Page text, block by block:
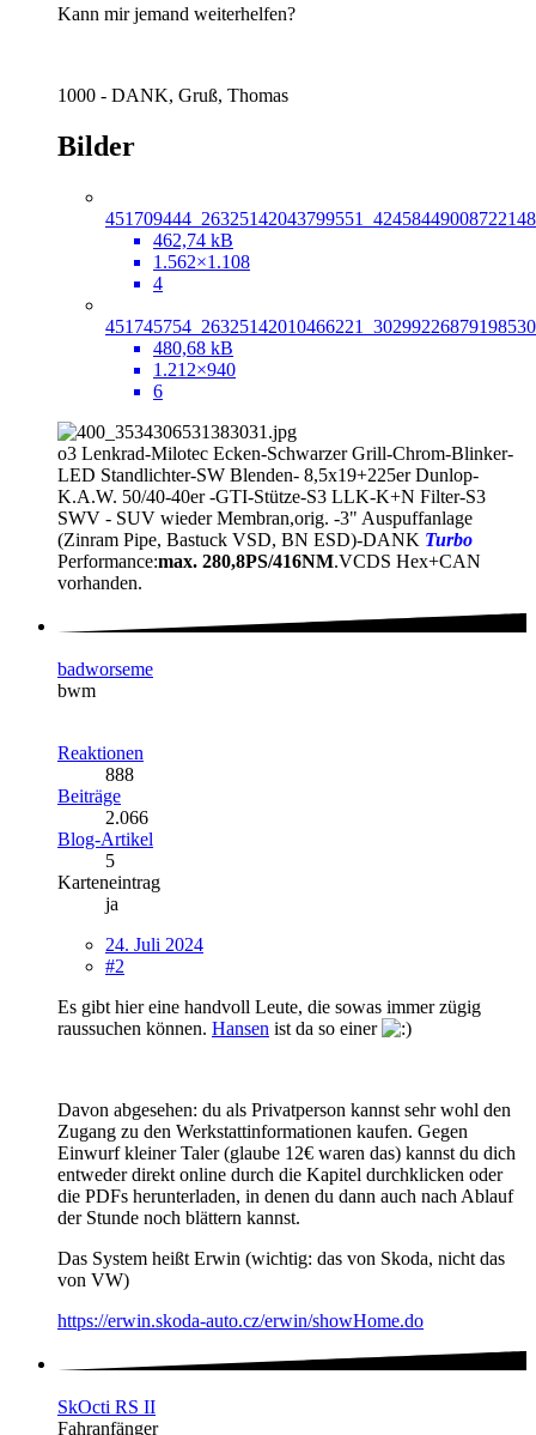
Kann mir jemand weiterhelfen?
1000 - DANK, Gruß, Thomas
Bilder
462,74 kB
1.562×1.108
4
480,68 kB
1.212×940
6
o3 Lenkrad-Milotec Ecken-Schwarzer Grill-Chrom-Blinker-
LED Standlichter-SW Blenden- 8,5x19+225er Dunlop-
K.A.W. 50/40-40er -GTI-Stütze-S3 LLK-K+N Filter-S3
SWV - SUV wieder Membran,orig. -3" Auspuffanlage
(Zinram Pipe, Bastuck VSD, BN ESD)-DANK Turbo
Performance:max. 280,8PS/416NM.VCDS Hex+CAN
vorhanden.
badworseme
bwm
Reaktionen
888
Beiträge
2.066
Blog-Artikel
5
Karteneintrag
ja
24. Juli 2024
#2
Es gibt hier eine handvoll Leute, die sowas immer zügig
raussuchen können. Hansen ist da so einer
Davon abgesehen: du als Privatperson kannst sehr wohl den
Zugang zu den Werkstattinformationen kaufen. Gegen
Einwurf kleiner Taler (glaube 12€ waren das) kannst du dich
entweder direkt online durch die Kapitel durchklicken oder
die PDFs herunterladen, in denen du dann auch nach Ablauf
der Stunde noch blättern kannst.
Das System heißt Erwin (wichtig: das von Skoda, nicht das
von VW)
https://erwin.skoda-auto.cz/erwin/showHome.do
SkOcti RS II
Fahranfänger